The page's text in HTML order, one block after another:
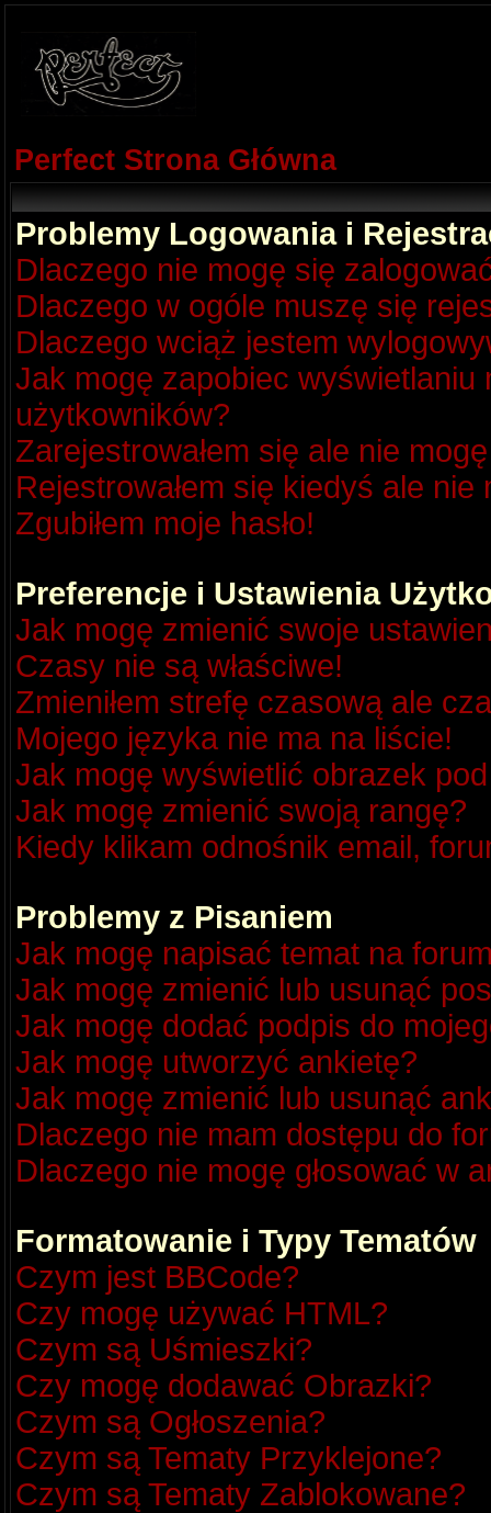
Perfect Strona Główna
Problemy Logowania i
Dlaczego nie mogę się
Dlaczego w ogóle muszę się
Dlaczego wciąż jestem
Jak mogę zapobiec
użytkowników?
Zarejestrowałem się ale nie
Rejestrowałem się kiedyś ale
Zgubiłem moje hasło!
Preferencje i Ustawienia
Jak mogę zmienić swoje
Czasy nie są właściwe!
Zmieniłem strefę czasową ale
Mojego języka nie ma na liście!
Jak mogę wyświetlić obrazek
Jak mogę zmienić swoją rangę?
Kiedy klikam odnośnik email,
Problemy z Pisaniem
Jak mogę napisać temat na
Jak mogę zmienić lub usunąć
Jak mogę dodać podpis do
Jak mogę utworzyć ankietę?
Jak mogę zmienić lub usunąć
Dlaczego nie mam dostępu do
Dlaczego nie mogę głosować w
Formatowanie i Typy Tematów
Czym jest BBCode?
Czy mogę używać HTML?
Czym są Uśmieszki?
Czy mogę dodawać Obrazki?
Czym są Ogłoszenia?
Czym są Tematy Przyklejone?
Czym są Tematy Zablokowane?